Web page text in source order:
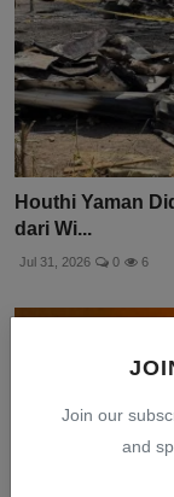
Join our
and
Houthi Yaman
dari Wi...
Jul 31, 2026 0 6